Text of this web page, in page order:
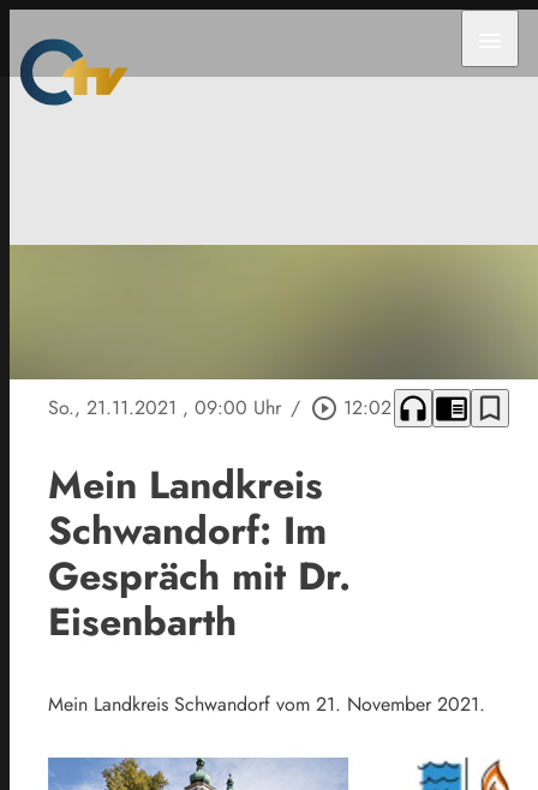
So., 21.11.2021 , 09:00 Uhr / play_circle_outline 12:02 headphones chrome_reader_mode bookmark_border
Mein Landkreis
Schwandorf: Im
Gespräch mit Dr.
Eisenbarth
Mein Landkreis Schwandorf vom 21. November 2021.